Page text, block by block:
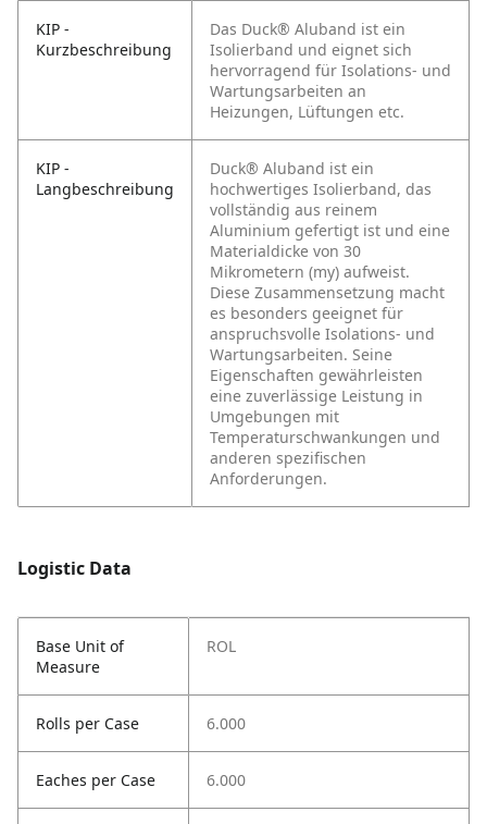
KIP -
Kurzbeschreibung
Das Duck® Aluband ist ein
Isolierband und eignet sich
hervorragend für Isolations- und
Wartungsarbeiten an
Heizungen, Lüftungen etc.
KIP -
Langbeschreibung
Duck® Aluband ist ein
hochwertiges Isolierband, das
vollständig aus reinem
Aluminium gefertigt ist und eine
Materialdicke von 30
Mikrometern (my) aufweist.
Diese Zusammensetzung macht
es besonders geeignet für
anspruchsvolle Isolations- und
Wartungsarbeiten. Seine
Eigenschaften gewährleisten
eine zuverlässige Leistung in
Umgebungen mit
Temperaturschwankungen und
anderen spezifischen
Anforderungen.
Logistic Data
Base Unit of
Measure
ROL
Rolls per Case 6.000
Eaches per Case 6.000